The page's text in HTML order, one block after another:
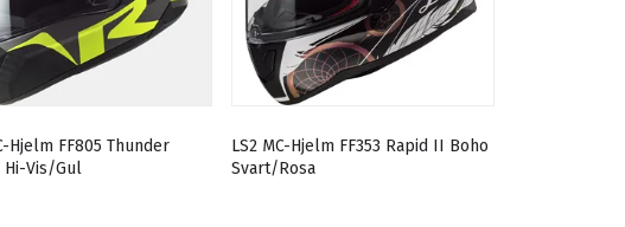
Hjelm FF805 Thunder
Hi-Vis/Gul
LS2 MC-Hjelm FF353 Rapid II Boho
Svart/Rosa